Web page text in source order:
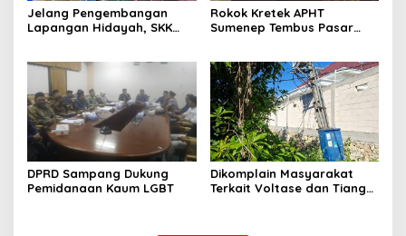
Jelang Pengembangan
Lapangan Hidayah, SKK
Nelayan Sampang
Rokok Kretek APHT
Sumenep Tembus Pasar
DPRD Sampang Dukung
Pemidanaan Kaum LGBT
Dikomplain Masyarakat
Terkait Voltase dan Tiang